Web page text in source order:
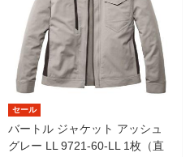
セール
バートル ジャケット アッシュ
グレー LL 9721-60-LL 1枚（直